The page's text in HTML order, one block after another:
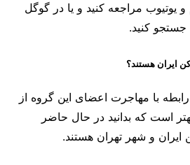
و یوتیوب مراجعه کنید و یا در گوگل
کنید.
ایران هستند؟
با مهاجرت اعضای این گروه از
است که بدانید در حال حاضر
و شهر تهران هستند.